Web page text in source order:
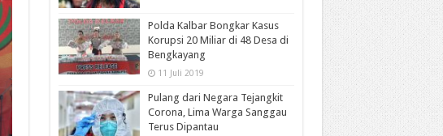
Polda Kalbar Bongkar Kasus
Korupsi 20 Miliar di 48 Desa di
Bengkayang
11 Juli 2019
Pulang dari Negara Tejangkit
Corona, Lima Warga Sanggau
Terus Dipantau